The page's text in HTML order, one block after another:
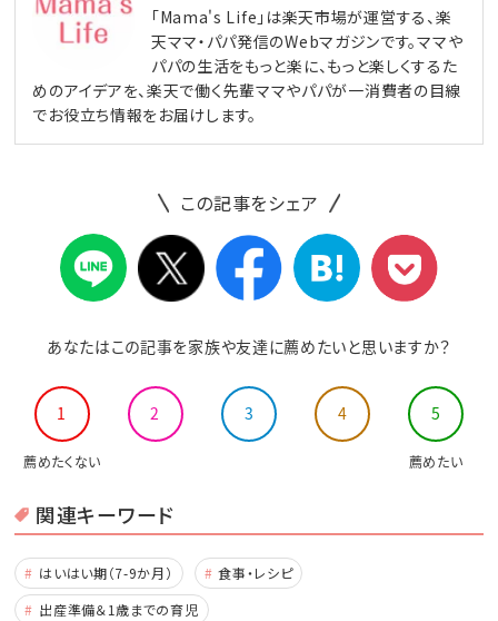
「Mama's Life」は楽天市場が運営する、楽
天ママ・パパ発信のWebマガジンです。ママや
パパの生活をもっと楽に、もっと楽しくするた
めのアイデアを、楽天で働く先輩ママやパパが一消費者の目線
でお役立ち情報をお届けします。
この記事をシェア
あなたはこの記事を家族や友達に薦めたいと思いますか？
1 2 3 4 5
薦めたくない 薦めたい
関連キーワード
はいはい期（7-9か月）
食事・レシピ
出産準備＆1歳までの育児